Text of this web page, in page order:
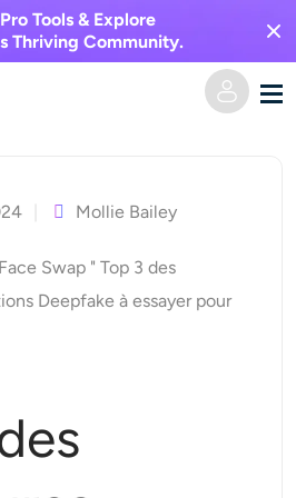
Tools & Explore
Thriving Community.
IA
Mollie Bailey
Swap "Top 3 des
Deepfake à essayer pour